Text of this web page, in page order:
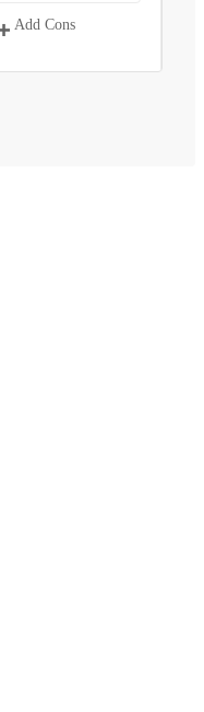
Add Cons